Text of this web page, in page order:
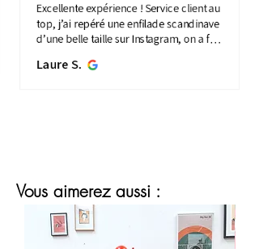
Excellente expérience ! Service client au
top, j’ai repéré une enfilade scandinave
d’une belle taille sur Instagram, on a fait
plus...MONTRE PLUS
Laure S.
Vous aimerez aussi :